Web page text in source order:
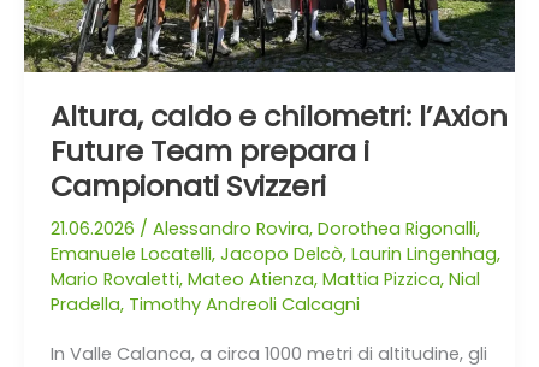
Altura, caldo e chilometri: l’Axion
Future Team prepara i
Campionati Svizzeri
21.06.2026 / Alessandro Rovira, Dorothea Rigonalli,
Emanuele Locatelli, Jacopo Delcò, Laurin Lingenhag,
Mario Rovaletti, Mateo Atienza, Mattia Pizzica, Nial
Pradella, Timothy Andreoli Calcagni
In Valle Calanca, a circa 1000 metri di altitudine, gli
i
Campionati
Svizzeri